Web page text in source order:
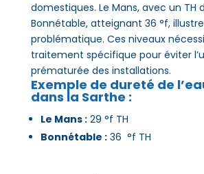
domestiques. Le Mans, avec un TH
Bonnétable, atteignant 36 °f,
problématique. Ces niveaux
traitement spécifique pour éviter
prématurée des installations.
Exemple de dureté de
dans la Sarthe :
Le Mans :29 °f TH
Bonnétable :36 °f TH